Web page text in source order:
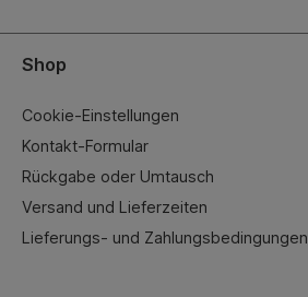
Shop
Cookie-Einstellungen
Kontakt-Formular
Rückgabe oder Umtausch
Versand und Lieferzeiten
Lieferungs- und Zahlungsbedingungen